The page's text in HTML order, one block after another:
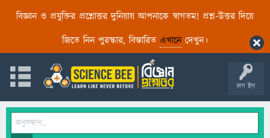
বিজ্ঞান ও প্রযুক্তির প্রশ্নোত্তর দুনিয়ায় আপনাকে স্বাগতম! প্রশ্ন-উত্তর দিয়ে
জিতে নিন পুরস্কার, বিস্তারিত এখানেদেখুন।
লগ ইন